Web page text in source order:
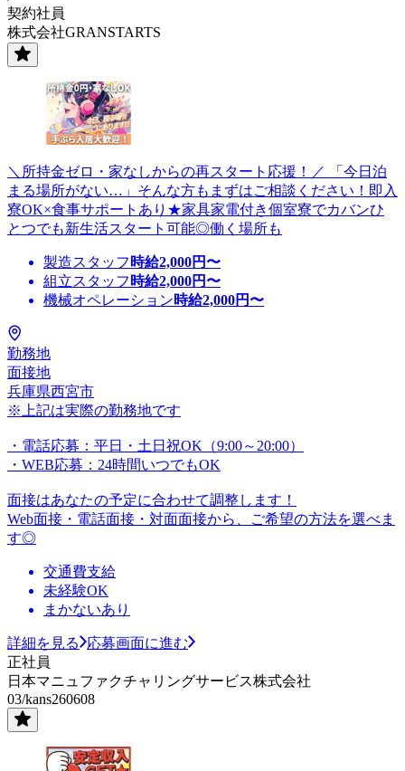
契約社員
株式会社GRANSTARTS
＼所持金ゼロ・家なしからの再スタート応援！／ 「今日泊
まる場所がない…」そんな方もまずはご相談ください！即入
寮OK×食事サポートあり★家具家電付き個室寮でカバンひ
とつでも新生活スタート可能◎働く場所も
製造スタッフ 時給2,000円〜
組立スタッフ 時給2,000円〜
機械オペレーション時給2,000円〜
勤務地
面接地
兵庫県西宮市
※上記は実際の勤務地です
・電話応募：平日・土日祝OK（9:00～20:00）
・WEB応募：24時間いつでもOK
面接はあなたの予定に合わせて調整します！
Web面接・電話面接・対面面接から、ご希望の方法を選べま
す◎
交通費支給
未経験OK
まかないあり
詳細を見る
応募画面に進む
正社員
日本マニュファクチャリングサービス株式会社
03/kans260608